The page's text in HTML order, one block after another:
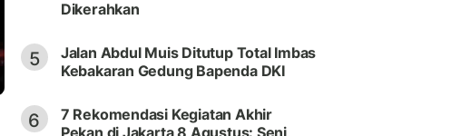
Dikerahkan
5
Jalan Abdul Muis Ditutup Total Imbas
Kebakaran Gedung Bapenda DKI
6
7 Rekomendasi Kegiatan Akhir